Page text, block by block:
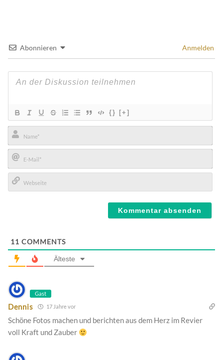
Abonnieren Anmelden
{} [+]
Name*
E-
Mail*
11 COMMENTS
Älteste
Gast
Dennis 17 Jahre vor
Schöne Fotos machen und berichten aus dem Herz im Revier
voll Kraft und Zauber